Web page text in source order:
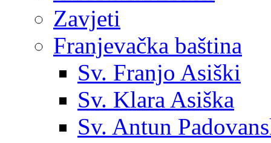
Zavjeti
Franjevačka baština
Sv. Franjo Asiški
Sv. Klara Asiška
Sv. Antun